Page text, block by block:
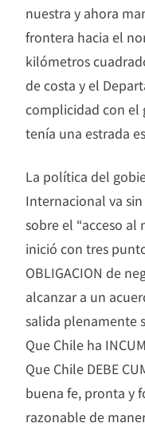
nuestra y ahora
frontera hacia el
kilómetros
de costa y el
complicidad con el
tenía una estrada
La política del
Internacional va
sobre el “acceso
inició con tres
OBLIGACION de
alcanzar a un
salida plenamente
Que Chile ha
Que Chile DEBE
buena fe, pronta y
razonable de